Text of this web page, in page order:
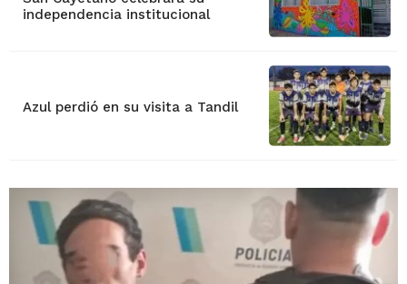
independencia institucional
Azul perdió en su visita a Tandil